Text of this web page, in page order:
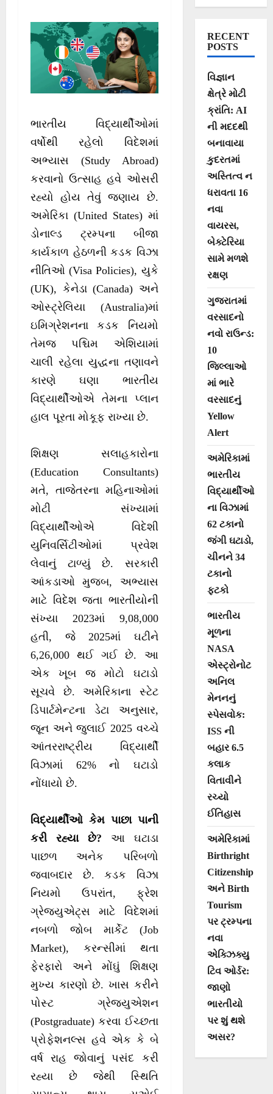
ભારતીય
વિદ્યાર્થીઓએ
પ્લાન બદલ્યા
ભારતીય વિદ્યાર્થીઓમાં
વર્ષોથી રહેલો વિદેશમાં
અભ્યાસ (Study Abroad)
કરવાનો ઉત્સાહ હવે ઓસરી
રહ્યો હોય તેવું જણાય છે.
અમેરિકા (United States) માં
ડોનાલ્ડ ટ્રમ્પના બીજા
કાર્યકાળ હેઠળની કડક વિઝા
નીતિઓ (Visa Policies), યુકે
(UK), કેનેડા (Canada) અને
ઓસ્ટ્રેલિયા (Australia)માં
ઇમિગ્રેશનના કડક નિયમો
તેમજ પશ્ચિમ એશિયામાં
ચાલી રહેલા યુદ્ધના તણાવને
કારણે ઘણા ભારતીય
વિદ્યાર્થીઓએ તેમના પ્લાન
હાલ પૂરતા મોકૂફ રાખ્યા છે.
શિક્ષણ સલાહકારોના
(Education Consultants)
મતે, તાજેતરના મહિનાઓમાં
મોટી સંખ્યામાં
વિદ્યાર્થીઓએ વિદેશી
યુનિવર્સિટીઓમાં પ્રવેશ
લેવાનું ટાળ્યું છે. સરકારી
આંકડાઓ મુજબ, અભ્યાસ
માટે વિદેશ જતા ભારતીયોની
સંખ્યા 2023માં 9,08,000
હતી, જે 2025માં ઘટીને
6,26,000 થઈ ગઈ છે. આ
એક ખૂબ જ મોટો ઘટાડો
સૂચવે છે. અમેરિકાના સ્ટેટ
ડિપાર્ટમેન્ટના ડેટા અનુસાર,
જૂન અને જુલાઈ 2025 વચ્ચે
આંતરરાષ્ટ્રીય વિદ્યાર્થી
વિઝામાં 62% નો ઘટાડો
નોંધાયો છે.
વિદ્યાર્થીઓ કેમ પાછા પાની
કરી રહ્યા છે? આ ઘટાડા
પાછળ અનેક પરિબળો
જવાબદાર છે. કડક વિઝા
નિયમો ઉપરાંત, ફ્રેશ
ગ્રેજ્યુએટ્સ માટે વિદેશમાં
નબળો જોબ માર્કેટ (Job
Market), કરન્સીમાં થતા
ફેરફારો અને મોંઘું શિક્ષણ
મુખ્ય કારણો છે. ખાસ કરીને
પોસ્ટ ગ્રેજ્યુએશન
(Postgraduate) કરવા ઈચ્છતા
પ્રોફેશનલ્સ હવે એક કે બે
વર્ષ રાહ જોવાનું પસંદ કરી
રહ્યા છે જેથી સ્થિતિ
RECENT
POSTS
વિજ્ઞાન
ક્ષેત્રે મોટી
ક્રાંતિ: AI
ની મદદથી
બનાવાયા
કુદરતમાં
અસ્તિત્વ ન
ધરાવતા 16
નવા
વાયરસ,
બેક્ટેરિયા
સામે મળશે
રક્ષણ
ગુજરાતમાં
વરસાદનો
નવો રાઉન્ડ:
10
જિલ્લાઓ
માં ભારે
વરસાદનું
Yellow
Alert
અમેરિકામાં
ભારતીય
વિદ્યાર્થીઓ
ના વિઝામાં
62 ટકાનો
જંગી ઘટાડો,
ચીનને 34
ટકાનો
ફટકો
ભારતીય
મૂળના
NASA
એસ્ટ્રોનોટ
અનિલ
મેનનનું
સ્પેસવોક:
ISS ની
બહાર 6.5
કલાક
વિતાવીને
રચ્યો
ઈતિહાસ
અમેરિકામાં
Birthright
Citizenship
અને Birth
Tourism
પર ટ્રમ્પના
નવા
એક્ઝિક્યુ
ટિવ ઓર્ડર:
જાણો
ભારતીયો
પર શું થશે
અસર?